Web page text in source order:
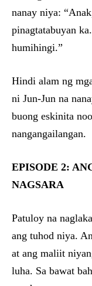
nanay niya:
pinagtatabuyan
humihingi.”
Hindi alam ng
ni Jun-Jun na
buong eskinita
nangangailangan.
EPISODE 2:
NAGSARA
Patuloy na
ang tuhod niya.
at ang maliit
luha. Sa bawat